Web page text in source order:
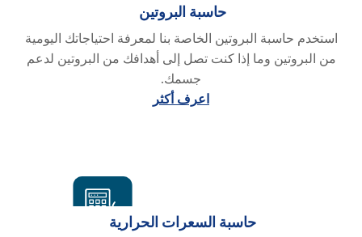
حاسبة البروتين
استخدم حاسبة البروتين الخاصة بنا لمعرفة احتياجاتك اليومية
من البروتين وما إذا كنت تصل إلى أهدافك من البروتين لدعم
جسمك.
اعرف أكثر
حاسبة السعرات الحرارية